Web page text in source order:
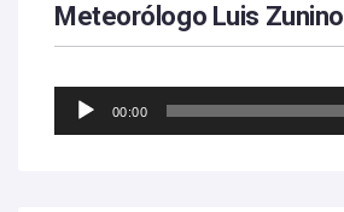
Meteorólogo Luis Zunino
Reproductor
00:00